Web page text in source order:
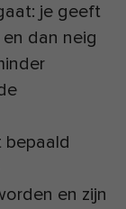
je geeft
dan neig
bepaald
en zijn